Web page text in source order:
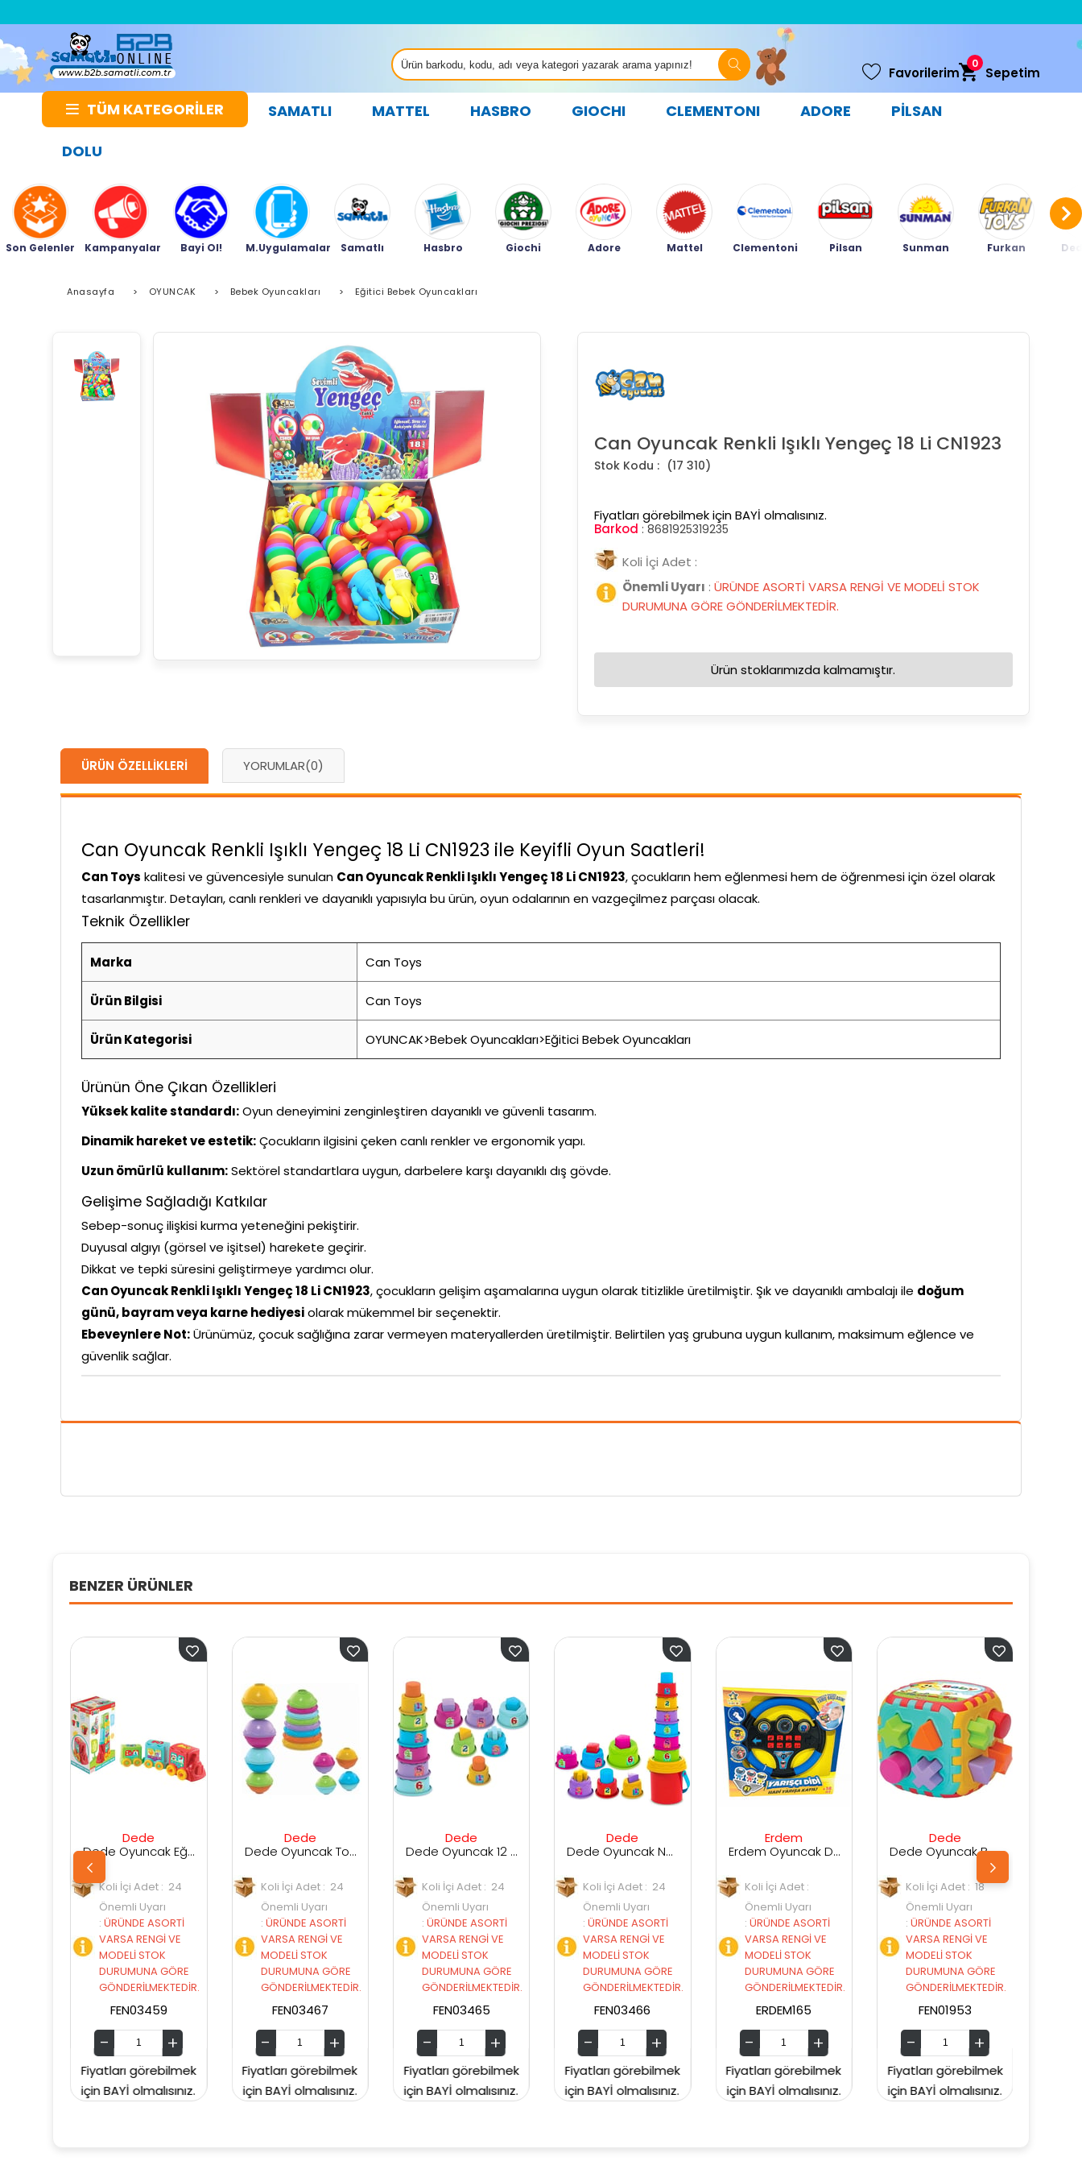
Sepetim
0
TÜM KATEGORİLER SAMATLI MATTEL HASBRO GIOCHI CLEMENTONI ADORE
PİLSAN
DOLU
Favorilerim
Son Gelenler Kampanyalar Bayi Ol! M.Uygulamalar Samatlı Hasbro Giochi Adore Mattel Clementoni Pilsan Sunman Furkan
Anasayfa > OYUNCAK > Bebek Oyuncakları > Eğitici Bebek Oyuncakları
Can Oyuncak Renkli Işıklı Yengeç 18 Li CN1923
(17 310)
Fiyatları görebilmek için BAYİ olmalısınız.
Barkod : 8681925319235
Koli İçi Adet :
Önemli Uyarı : ÜRÜNDE ASORTİ VARSA RENGİ VE MODELİ STOK
DURUMUNA GÖRE GÖNDERİLMEKTEDİR.
Ürün stoklarımızda kalmamıştır.
ÜRÜN ÖZELLIKLERI YORUMLAR(0)
Can Oyuncak Renkli Işıklı Yengeç 18 Li CN1923 ile Keyifli Oyun Saatleri!
Can Toys kalitesi ve güvencesiyle sunulan Can Oyuncak Renkli Işıklı Yengeç 18 Li CN1923, çocukların hem eğlenmesi hem de öğrenmesi için özel olarak
tasarlanmıştır. Detayları, canlı renkleri ve dayanıklı yapısıyla bu ürün, oyun odalarının en vazgeçilmez parçası olacak.
Teknik Özellikler
Marka Can Toys
Ürün Bilgisi Can Toys
Ürün Kategorisi OYUNCAK>Bebek Oyuncakları>Eğitici Bebek Oyuncakları
Ürünün Öne Çıkan Özellikleri
Yüksek kalite standardı:Oyun deneyimini zenginleştiren dayanıklı ve güvenli tasarım.
Dinamik hareket ve estetik:Çocukların ilgisini çeken canlı renkler ve ergonomik yapı.
Uzun ömürlü kullanım:Sektörel standartlara uygun, darbelere karşı dayanıklı dış gövde.
Gelişime Sağladığı Katkılar
Sebep-sonuç ilişkisi kurma yeteneğini pekiştirir.
Duyusal algıyı (görsel ve işitsel) harekete geçirir.
Dikkat ve tepki süresini geliştirmeye yardımcı olur.
Can Oyuncak Renkli Işıklı Yengeç 18 Li CN1923, çocukların gelişim aşamalarına uygun olarak titizlikle üretilmiştir. Şık ve dayanıklı ambalajı ile doğum
günü, bayram veya karne hediyesiolarak mükemmel bir seçenektir.
Ebeveynlere Not:Ürünümüz, çocuk sağlığına zarar vermeyen materyallerden üretilmiştir. Belirtilen yaş grubuna uygun kullanım, maksimum eğlence ve
güvenlik sağlar.
BENZER ÜRÜNLER
Dede Oyuncak Eğlenceli Aktivite Treni
görebilmek
olmalısınız.
Koli İçi Adet : 24
Önemli Uyarı
:ÜRÜNDE ASORTİ
VARSA RENGİ VE
MODELİ STOK
DURUMUNA GÖRE
GÖNDERİLMEKTEDİR.
FEN03467
Fiyatları görebilmek
için BAYİ olmalısınız.
Koli İçi Adet : 24
Önemli Uyarı
:ÜRÜNDE ASORTİ
VARSA RENGİ VE
MODELİ STOK
DURUMUNA GÖRE
GÖNDERİLMEKTEDİR.
FEN03465
Fiyatları görebilmek
için BAYİ olmalısınız.
Koli İçi Adet : 24
Önemli Uyarı
:ÜRÜNDE ASORTİ
VARSA RENGİ VE
MODELİ STOK
DURUMUNA GÖRE
GÖNDERİLMEKTEDİR.
FEN03466
Fiyatları görebilmek
için BAYİ olmalısınız.
Koli İçi Adet :
Önemli Uyarı
:ÜRÜNDE ASORTİ
VARSA RENGİ VE
MODELİ STOK
DURUMUNA GÖRE
GÖNDERİLMEKTEDİR.
ERDEM165
Fiyatları görebilmek
için BAYİ olmalısınız.
Koli İçi Adet : 18
Önemli Uyarı
:ÜRÜNDE ASORTİ
VARSA RENGİ VE
MODELİ STOK
DURUMUNA GÖRE
GÖNDERİLMEKTEDİR.
FEN01953
Fiyatları görebilmek
için BAYİ olmalısınız.
Koli İçi Adet : 24
Önemli Uyarı
:ÜRÜNDE ASORTİ
VARSA RENGİ VE
MODELİ STOK
DURUMUNA GÖRE
GÖNDERİLMEKTEDİR.
FEN03414
Fiyatları görebilmek
için BAYİ olmalısınız.